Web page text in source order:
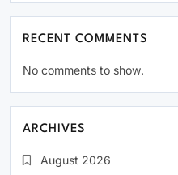
RECENT COMMENTS
No comments to show.
ARCHIVES
August 2026